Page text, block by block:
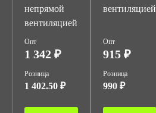
непрямой
вентиляцией
Опт
1 342 ₽
Розница
1 402.50 ₽
вентиляцией
Опт
915 ₽
Розница
990 ₽